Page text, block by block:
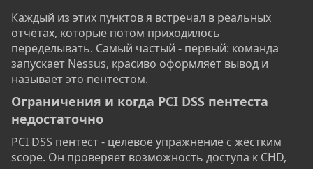
Каждый из этих пунктов я встречал в реальных
отчётах, которые потом приходилось
переделывать. Самый частый - первый: команда
запускает Nessus, красиво оформляет вывод и
называет это пентестом.
Ограничения и когда PCI DSS пентеста
недостаточно​
PCI DSS пентест - целевое упражнение с жёстким
scope. Он проверяет возможность доступа к CHD,